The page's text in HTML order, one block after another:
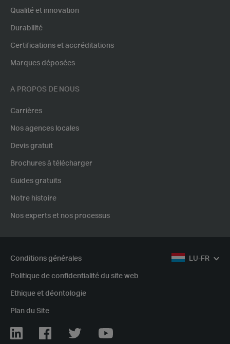
Qualité et innovation
Durabilité
Certifications et accréditations
Marques déposées
A PROPOS DE NOUS
Carrières
Nos agences locales
Devis gratuit
Brochures à télécharger
Guides gratuits
Notre histoire
Nos experts et nos processus
LU-FR
Conditions générales
Politique de confidentialité du site web
Ethique et déontologie
Plan du Site
Linkedin Facebook Twitter Youtube